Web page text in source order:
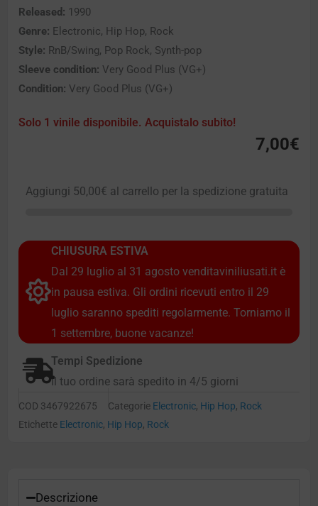
Released: 1990
Genre: Electronic, Hip Hop, Rock
Style: RnB/Swing, Pop Rock, Synth-pop
Sleeve condition: Very Good Plus (VG+)
Condition: Very Good Plus (VG+)
Solo 1 vinile disponibile. Acquistalo subito!
7,00€
Aggiungi 50,00€ al carrello per la spedizione gratuita
CHIUSURA ESTIVA
Dal 29 luglio al 31 agosto venditaviniliusati.it è
in pausa estiva. Gli ordini ricevuti entro il 29
luglio saranno spediti regolarmente. Torniamo il
1 settembre, buone vacanze!
Tempi Spedizione
Il tuo ordine sarà spedito in 4/5 giorni
COD 3467922675 Categorie Electronic, Hip Hop, Rock
Etichette Electronic, Hip Hop, Rock
Descrizione